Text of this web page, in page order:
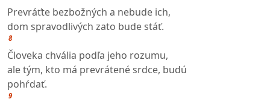
Prevráťte bezbožných a nebude ich,
dom spravodlivých zato bude stáť.
8
Človeka chvália podľa jeho rozumu,
ale tým, kto má prevrátené srdce, budú
pohŕdať.
9